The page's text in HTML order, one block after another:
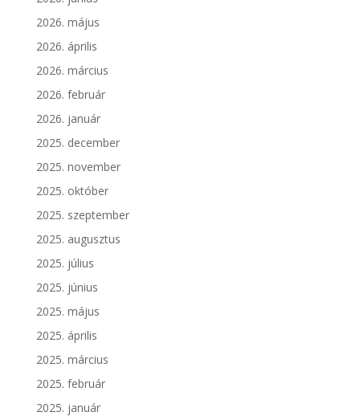
2026. május
2026. április
2026. március
2026. február
2026. január
2025. december
2025. november
2025. október
2025. szeptember
2025. augusztus
2025. július
2025. június
2025. május
2025. április
2025. március
2025. február
2025. január